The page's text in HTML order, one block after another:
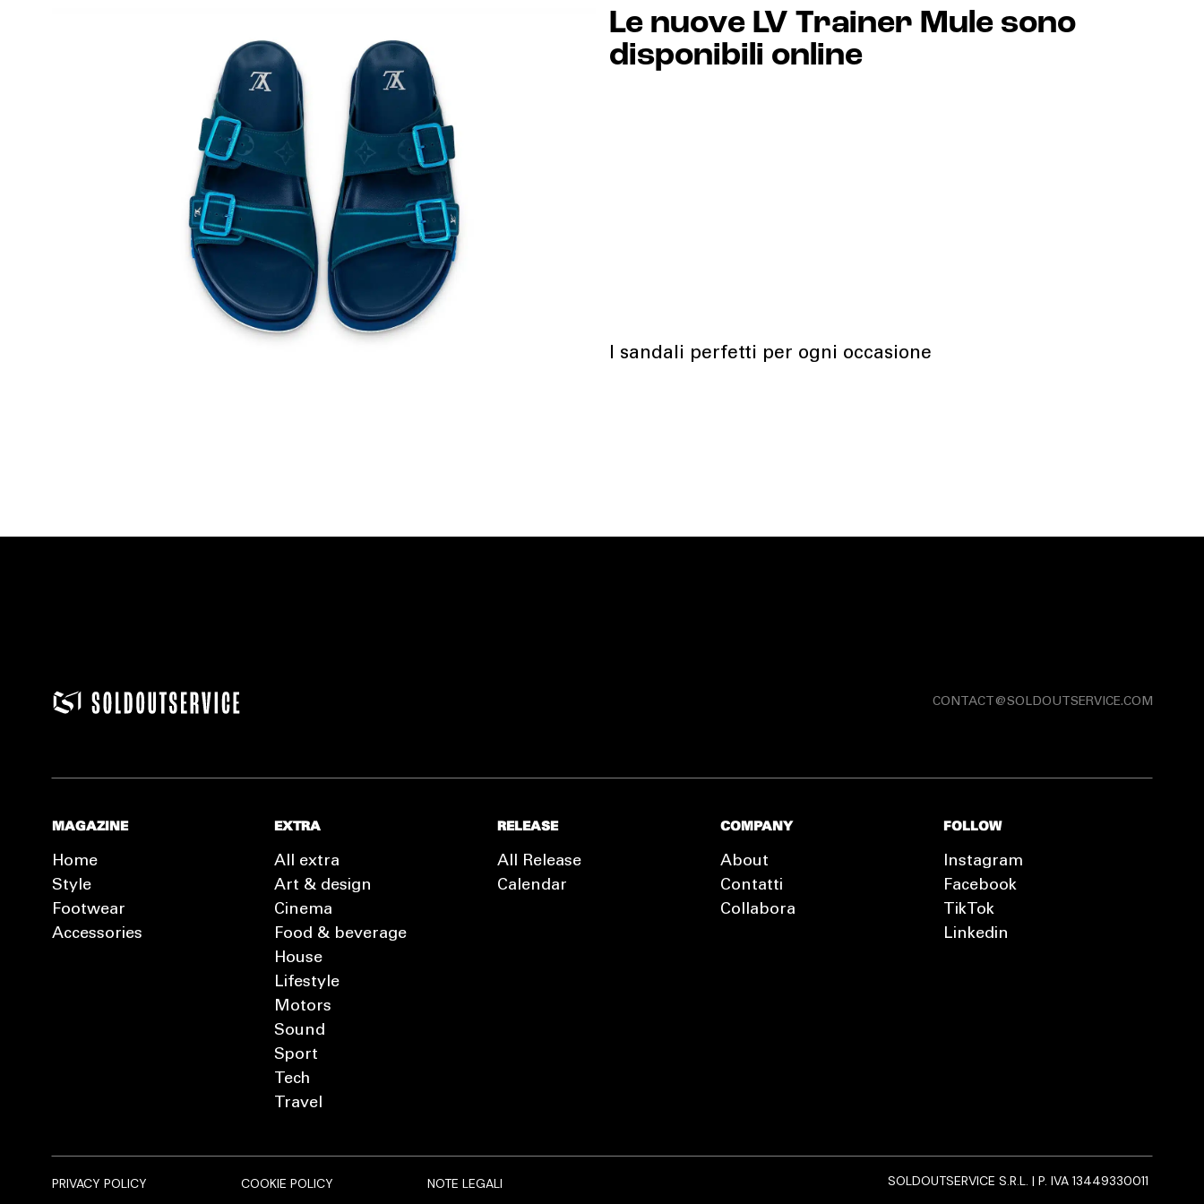
Le nuove LV Trainer Mule sono
disponibili online
I sandali perfetti per ogni occasione
CONTACT@SOLDOUTSERVICE.COM
MAGAZINE
Home
Style
Footwear
Accessories
EXTRA
All extra
Art & design
Cinema
Food & beverage
House
Lifestyle
Motors
Sound
Sport
Tech
Travel
RELEASE
All Release
Calendar
COMPANY
About
Contatti
Collabora
FOLLOW
Instagram
Facebook
TikTok
Linkedin
PRIVACY POLICY COOKIE POLICY NOTE LEGALI SOLDOUTSERVICE S.R.L. | P. IVA 13449330011